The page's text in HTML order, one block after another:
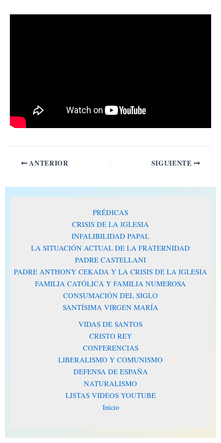
ANTERIOR SIGUIENTE
PRÉDICAS
CRISIS DE LA IGLESIA
INFALIBILIDAD PAPAL
LA SITUACIÓN ACTUAL DE LA FRATERNIDAD
PADRE CASTELLANI
PADRE ANTHONY CEKADA Y LA CRISIS DE LA IGLESIA
FAMILIA CATÓLICA Y FAMILIA NUMEROSA
CONSUMACIÓN DEL SIGLO
SANTÍSIMA VIRGEN MARÍA
VIDAS DE SANTOS
CRISTO REY
CONFERENCIAS
LIBERALISMO Y COMUNISMO
DEFENSA DE ESPAÑA
NATURALISMO
LISTAS VIDEOS YOUTUBE
Inicio